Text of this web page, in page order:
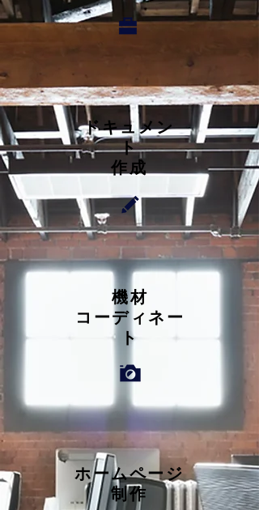
ドキュメン
ト
​作成
機材
コーディネー
ト
ホームページ
​制作